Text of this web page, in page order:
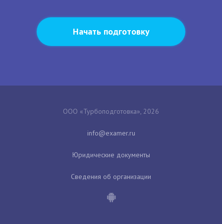
Начать подготовку
ООО «Турбоподготовка», 2026
Юридические документы
Сведения об организации